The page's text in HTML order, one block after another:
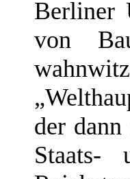
Berliner
von
der
Staats-